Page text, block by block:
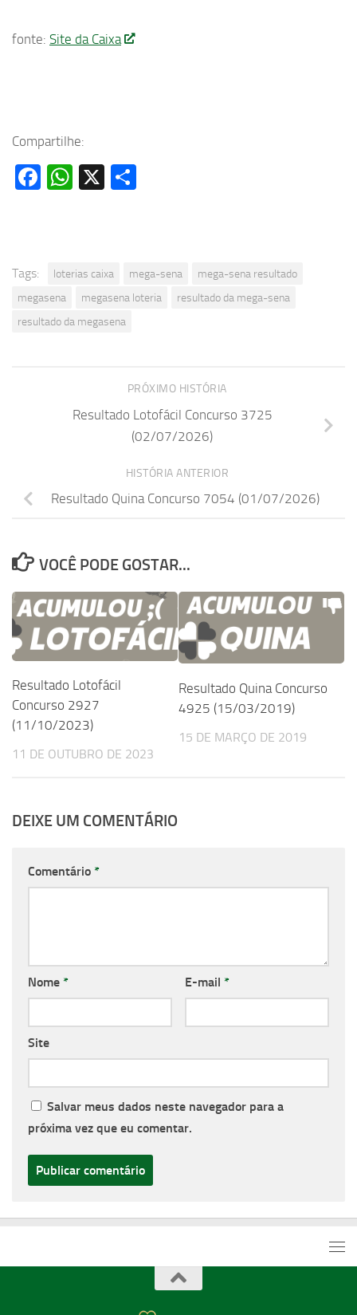
fonte: Site da Caixa
Compartilhe:
Facebook
WhatsApp
X
Tags: loterias caixa mega-sena
mega-sena resultado
megasena
megasena loteria
resultado da mega-sena
resultado da megasena
PRÓXIMO HISTÓRIA
Resultado Lotofácil Concurso 3725
(02/07/2026)
HISTÓRIA ANTERIOR
Resultado Quina Concurso 7054 (01/07/2026)
VOCÊ PODE GOSTAR...
Resultado Lotofácil
Concurso 2927
(11/10/2023)
11 DE OUTUBRO DE 2023
Resultado Quina Concurso
4925 (15/03/2019)
15 DE MARÇO DE 2019
DEIXE UM COMENTÁRIO
Comentário *
Nome * E-mail *
Site
Salvar meus dados neste navegador para a
próxima vez que eu comentar.